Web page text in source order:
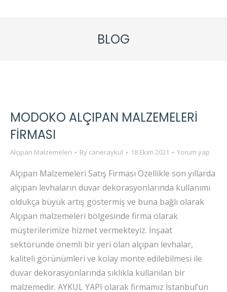
BLOG
MODOKO ALÇIPAN MALZEMELERI
FIRMASI
Alçıpan Malzemeleri By caneraykul 18 Ekim 2021 Yorum yap
Alçıpan Malzemeleri Satış Firması Özellikle son yıllarda
alçıpan levhaların duvar dekorasyonlarında kullanımı
oldukça büyük artış göstermiş ve buna bağlı olarak
Alçıpan malzemeleri bölgesinde firma olarak
müşterilerimize hizmet vermekteyiz. İnşaat
sektöründe önemli bir yeri olan alçıpan levhalar,
kaliteli görünümleri ve kolay monte edilebilmesi ile
duvar dekorasyonlarında sıklıkla kullanılan bir
malzemedir. AYKUL YAPI olarak firmamız İstanbul’un